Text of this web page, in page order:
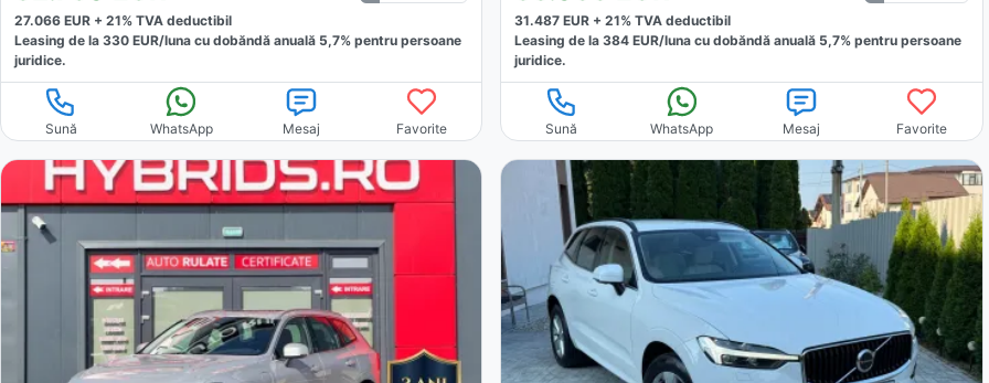
27.066 EUR + 21% TVA deductibil
Leasing de la 330 EUR/luna cu dobăndă anuală 5,7% pentru persoane
juridice.
Sună WhatsApp Mesaj Favorite
31.487 EUR +21% TVA deductibil
Leasing de la384 EUR/luna cu dobăndă anuală 5,7% pentru persoane
juridice.
Sună WhatsApp Mesaj Favorite